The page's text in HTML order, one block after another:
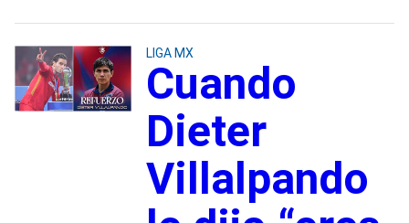
LIGA MX
Cuando
Dieter
Villalpando